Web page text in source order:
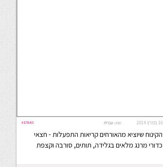
10 במרץ 2014 #17845 שפה: עברית
הקינוח שיוציא מהאורחים קריאות התפעלות - חצאי
כדורי מרנג מלאים בגלידה, תותים, סורבה וקצפת